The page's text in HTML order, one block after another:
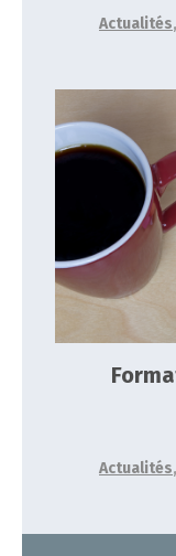
Actualités,
Actualités
Actualités,